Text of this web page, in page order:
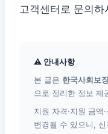
고객센터로 문의하
⚠ 안내사항
본 글은 한국사회보
으로 정리한 정보 제
지원 자격·지원 금액
변경될 수 있으니,